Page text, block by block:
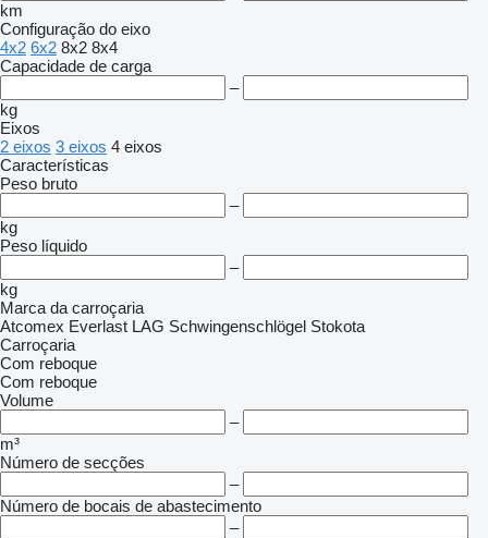
km
Configuração do eixo
4x2 6x2 8x2 8x4
Capacidade de carga
–
kg
Eixos
2 eixos 3 eixos 4 eixos
Características
Peso bruto
–
kg
Peso líquido
–
kg
Marca da carroçaria
Atcomex Everlast LAG Schwingenschlögel Stokota
Carroçaria
Com reboque
Com reboque
Volume
–
m³
Número de secções
–
Número de bocais de abastecimento
–